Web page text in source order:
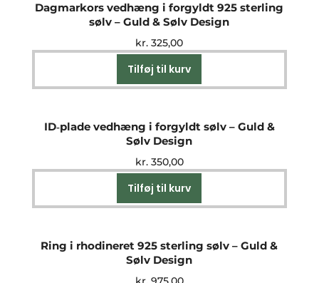
Dagmarkors vedhæng i forgyldt 925 sterling
sølv – Guld & Sølv Design
kr. 325,00
Tilføj til kurv
ID‑plade vedhæng i forgyldt sølv – Guld &
Sølv Design
kr.350,00
Tilføj til kurv
Ring i rhodineret 925 sterling sølv – Guld &
Sølv Design